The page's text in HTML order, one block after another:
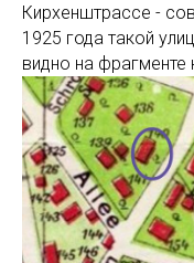
Кирхенштрассе -
1925 года такой
видно на фрагменте